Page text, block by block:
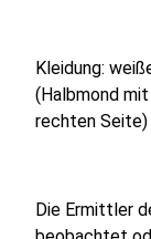
Kleidung:
(Halbmond
rechten Seite)
Die Ermittler